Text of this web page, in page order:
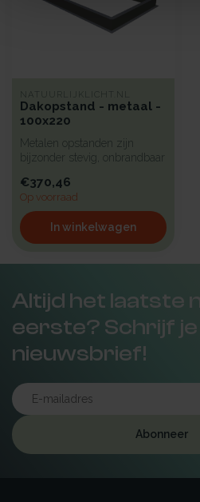
NATUURLIJKLICHT.NL
Dakopstand - metaal -
100x220
Metalen opstanden zijn
bijzonder stevig, onbrandbaar
€370,46
Op voorraad
In winkelwagen
Altijd het laatste
eerste? Schrijf je
nieuwsbrief!
Abonneer